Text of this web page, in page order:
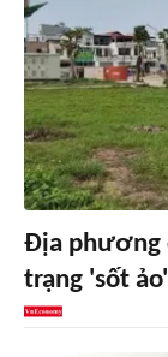
Địa phương
trạng 'sốt